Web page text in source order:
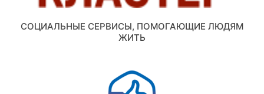
СОЦИАЛЬНЫЕ СЕРВИСЫ, ПОМОГАЮЩИЕ ЛЮДЯМ
ЖИТЬ